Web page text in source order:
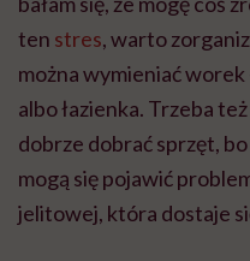
ten stres, warto
można wymieniać worek
albo łazienka. Trzeba
dobrze dobrać sprzęt,
mogą się pojawić
jelitowej, która dostaje